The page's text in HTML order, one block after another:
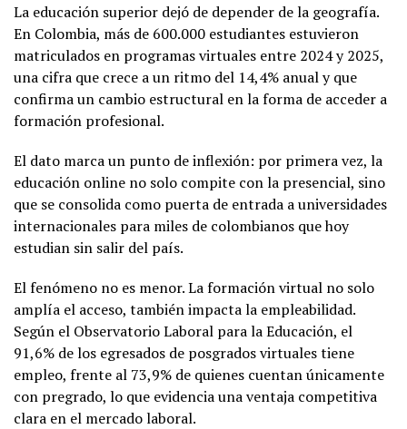
La educación superior dejó de depender de la geografía.
En Colombia, más de 600.000 estudiantes estuvieron
matriculados en programas virtuales entre 2024 y 2025,
una cifra que crece a un ritmo del 14,4% anual y que
confirma un cambio estructural en la forma de acceder a
formación profesional.
El dato marca un punto de inflexión: por primera vez, la
educación online no solo compite con la presencial, sino
que se consolida como puerta de entrada a universidades
internacionales para miles de colombianos que hoy
estudian sin salir del país.
El fenómeno no es menor. La formación virtual no solo
amplía el acceso, también impacta la empleabilidad.
Según el Observatorio Laboral para la Educación, el
91,6% de los egresados de posgrados virtuales tiene
empleo, frente al 73,9% de quienes cuentan únicamente
con pregrado, lo que evidencia una ventaja competitiva
clara en el mercado laboral.